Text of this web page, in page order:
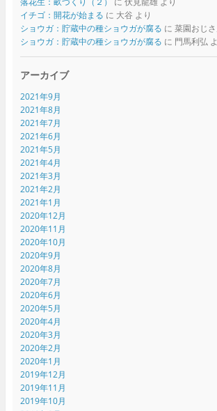
イチゴ：開花が始まる に 大谷 より
ショウガ：貯蔵中の種ショウガが腐る に 菜園おじ
ショウガ：貯蔵中の種ショウガが腐る に 門馬利弘
アーカイブ
2021年9月
2021年8月
2021年7月
2021年6月
2021年5月
2021年4月
2021年3月
2021年2月
2021年1月
2020年12月
2020年11月
2020年10月
2020年9月
2020年8月
2020年7月
2020年6月
2020年5月
2020年4月
2020年3月
2020年2月
2020年1月
2019年12月
2019年11月
2019年10月